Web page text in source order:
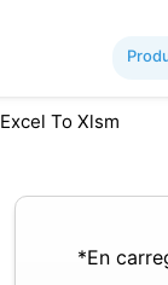
Excel To Xlsm
*En